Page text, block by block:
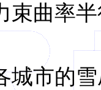
束曲率
城市的